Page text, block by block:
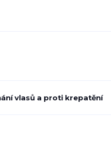
vlasů a proti krepatění